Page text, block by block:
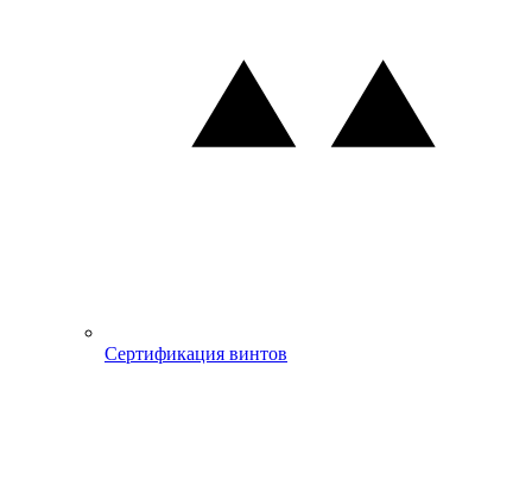
Сертификация винтов